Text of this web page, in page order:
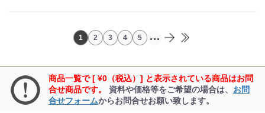
1 2 3 4 5 ...
商品一覧で [ ¥0（税込）] と表示されている商品はお問
合せ商品です。
資料や価格等をご希望の場合は、 お問
合せフォームからお問合せお願い致します。